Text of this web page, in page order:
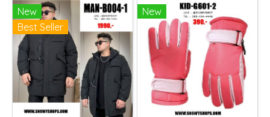
New
Best Seller
New